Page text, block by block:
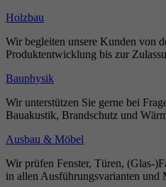
Holzbau
Wir begleiten unsere Kunden von
Produktentwicklung bis zur
Bauphysik
Wir unterstützen Sie gerne bei
Bauakustik, Brandschutz und
Ausbau & Möbel
Wir prüfen Fenster, Türen, (Glas-
in allen Ausführungsvarianten und